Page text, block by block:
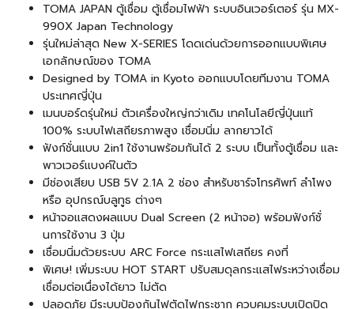
TOMA JAPAN ตู้เชื่อม ตู้เชื่อมไฟฟ้า ระบบอินเวอร์เตอร์ รุ่น MX-
990X Japan Technology
รุ่นใหม่ล่าสุด New X-SERIES โดดเด่นด้วยการออกแบบพิเศษ
เอกลักษณ์ของ TOMA
Designed by TOMA in Kyoto ออกแบบโดยทีมงาน TOMA
ประเทศญี่ปุ่น
เมนบอร์ดรุ่นใหม่ ตัวเครื่องใหญ่กว่าเดิม เทคโนโลยีญี่ปุ่นแท้
100% ระบบไฟเสถียรภาพสูง เชื่อมนิ่ม ลากยาวได้
ฟังก์ชั่นแบบ 2in1 ใช้งานพร้อมกันได้ 2 ระบบ เป็นทั้งตู้เชื่อม และ
พาวเวอร์แบงค์ในตัว
มีช่องเสียบ USB 5V 2.1A 2 ช่อง สำหรับชาร์จโทรศัพท์ ลำโพง
หรือ อุปกรณ์บลูทูธ ต่างๆ
หน้าจอแสดงผลแบบ Dual Screen (2 หน้าจอ) พร้อมฟังก์ชั่
นการใช้งาน 3 ปุ่ม
เชื่อมนิ่มด้วยระบบ ARC Force กระแสไฟเสถียร คงที่
พิเศษ! เพิ่มระบบ HOT START ปรับสมดุลกระแสไฟระหว่างเชื่อม
เชื่อมต่อเนื่องได้ยาว ไม่ตัด
ปลอดภัย มีระบบป้องกันไฟตัดไฟกระชาก ควบคุมระบบเปิดปิด